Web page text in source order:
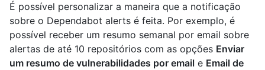
É possível personalizar a maneira que a notificação
sobre o Dependabot alerts é feita. Por exemplo, é
possível receber um resumo semanal por email sobre
alertas de até 10 repositórios com as opções Enviar
um resumo de vulnerabilidades por email e Email de